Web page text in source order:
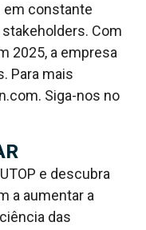
em constante
Com
2025, a empresa
Para mais
Siga-nos no
e descubra
a aumentar a
das